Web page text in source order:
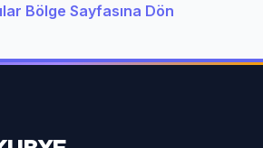
Bölge Sayfasına Dön